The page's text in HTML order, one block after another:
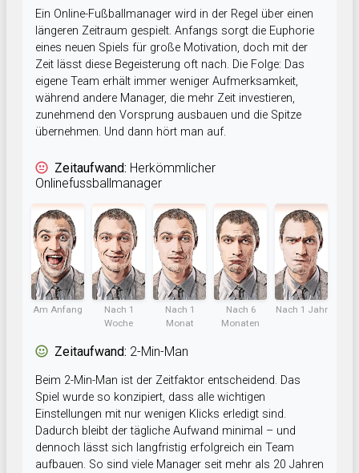
Ein Online-Fußballmanager wird in der Regel über einen
längeren Zeitraum gespielt. Anfangs sorgt die Euphorie
eines neuen Spiels für große Motivation, doch mit der
Zeit lässt diese Begeisterung oft nach. Die Folge: Das
eigene Team erhält immer weniger Aufmerksamkeit,
während andere Manager, die mehr Zeit investieren,
zunehmend den Vorsprung ausbauen und die Spitze
übernehmen. Und dann hört man auf.
Zeitaufwand: Herkömmlicher
Onlinefussballmanager
Am Anfang
Nach 1
Woche
Nach 1
Monat
Nach 6
Monaten
Nach 1 Jahr
Zeitaufwand: 2-Min-Man
Beim 2-Min-Man ist der Zeitfaktor entscheidend. Das
Spiel wurde so konzipiert, dass alle wichtigen
Einstellungen mit nur wenigen Klicks erledigt sind.
Dadurch bleibt der tägliche Aufwand minimal – und
dennoch lässt sich langfristig erfolgreich ein Team
aufbauen. So sind viele Manager seit mehr als 20 Jahren